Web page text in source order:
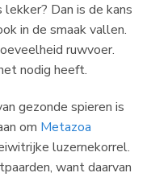
Dan is de kans
in de smaak vallen.
ruwvoer.
nodig heeft.
gezonde spieren is
om Metazoa
luzernekorrel.
want daarvan